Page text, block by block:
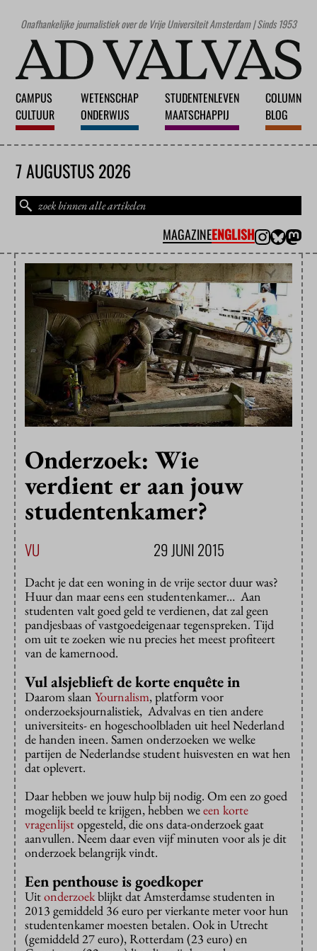
Onafhankelijke journalistiek over de Vrije Universiteit Amsterdam | Sinds 1953
CAMPUS
CULTUUR
WETENSCHAP
ONDERWIJS
STUDENTENLEVEN
MAATSCHAPPIJ
COLUMN
BLOG
7 AUGUSTUS 2026
MAGAZINEENGLISH
Onderzoek: Wie
verdient er aan jouw
studentenkamer?
VU 29 JUNI 2015
Dacht je dat een woning in de vrije sector duur was?
Huur dan maar eens een studentenkamer… Aan
studenten valt goed geld te verdienen, dat zal geen
pandjesbaas of vastgoedeigenaar tegenspreken. Tijd
om uit te zoeken wie nu precies het meest profiteert
van de kamernood.
Vul alsjeblieft de korte enquête in
Daarom slaan Yournalism, platform voor
onderzoeksjournalistiek, Advalvas en tien andere
universiteits- en hogeschoolbladen uit heel Nederland
de handen ineen. Samen onderzoeken we welke
partijen de Nederlandse student huisvesten en wat hen
dat oplevert.
Daar hebben we jouw hulp bij nodig. Om een zo goed
mogelijk beeld te krijgen, hebben weeen korte
vragenlijstopgesteld, die ons data-onderzoek gaat
aanvullen. Neem daar even vijf minuten voor als je dit
onderzoek belangrijk vindt.
Een penthouse is goedkoper
Uitonderzoekblijkt dat Amsterdamse studenten in
2013 gemiddeld 36 euro per vierkante meter voor hun
studentenkamer moesten betalen. Ook in Utrecht
(gemiddeld 27 euro), Rotterdam (23 euro) en